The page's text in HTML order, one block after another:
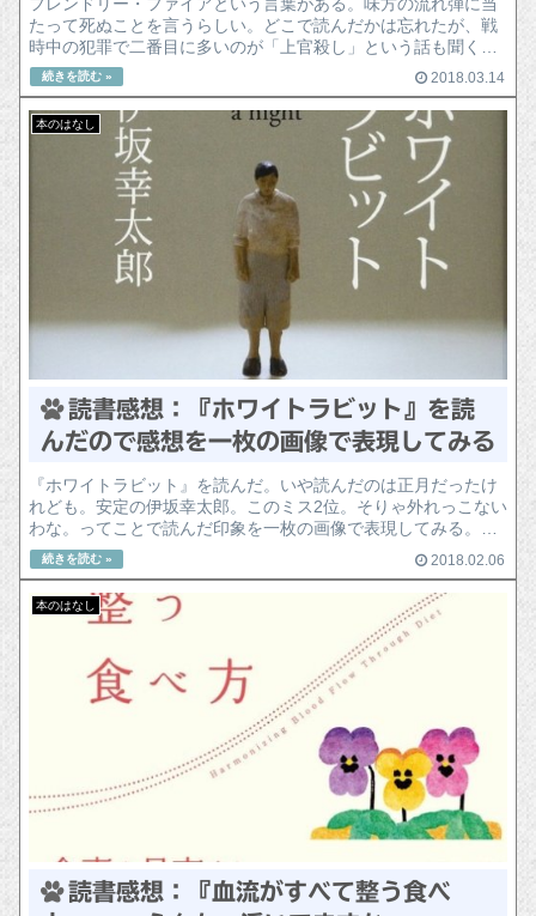
たって死ぬことを言うらしい。どこで読んだかは忘れたが、戦
時中の犯罪で二番目に多いのが「上官殺し」という話も聞く。
戦時中、さも流れ弾に当たって死んだかのように見せかけて部
下に殺されるのだ。
2018.03.14
本のはなし
読書感想：『ホワイトラビット』を読
んだので感想を一枚の画像で表現してみる
『ホワイトラビット』を読んだ。いや読んだのは正月だったけ
れども。安定の伊坂幸太郎。このミス2位。そりゃ外れっこない
わな。ってことで読んだ印象を一枚の画像で表現してみる。そ
れがコレ。
2018.02.06
本のはなし
読書感想：『血流がすべて整う食べ